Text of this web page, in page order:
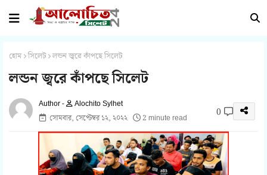
হোম সিলেট লন্ডন জ্বরে কাঁপছে সিলেট
লন্ডন জ্বরে কাঁপছে সিলেট
Alochito Sylhet
সোমবার, সেপ্টেম্বর ১২, ২০২২
2 minute read 0